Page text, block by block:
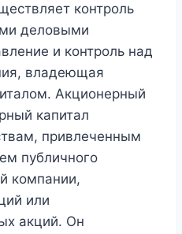
контроль
деловыми
и контроль над
владеющая
Акционерный
капитал
привлеченным
публичного
компании,
или
акций. Он